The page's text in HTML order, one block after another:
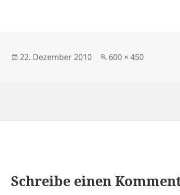
Veröffentlicht
22. Dezember 2010
Volle
600 × 450
Schreibe einen